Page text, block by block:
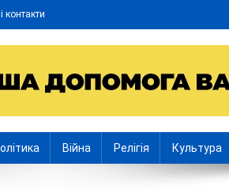
контакти
Війна Релігія Культура